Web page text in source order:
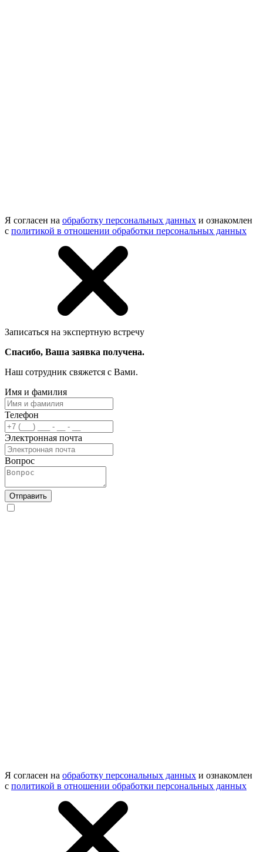
Я согласен на обработку персональных данных и ознакомлен
с политикой в отношении обработки персональных данных
Записаться на экспертную встречу
Спасибо, Ваша заявка получена.
Наш сотрудник свяжется с Вами.
Имя и фамилия
Телефон
Электронная почта
Вопрос
Отправить
Я согласен на обработку персональных данных и ознакомлен
с политикой в отношении обработки персональных данных